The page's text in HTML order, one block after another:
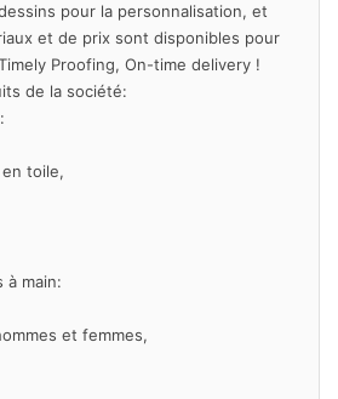
pour la personnalisation, et
et de prix sont disponibles pour
Proofing, On-time delivery !
de la société:
toile,
à main:
et femmes,